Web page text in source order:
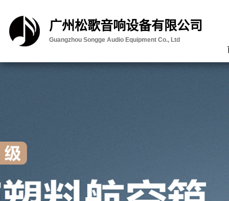
广州松歌音响设备有限公司
Guangzhou Songge Audio Equipment Co., Ltd